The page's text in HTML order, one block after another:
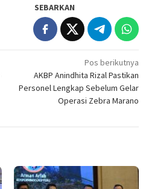
SEBARKAN
Pos berikutnya
AKBP Anindhita Rizal Pastikan
Personel Lengkap Sebelum Gelar
Operasi Zebra Marano